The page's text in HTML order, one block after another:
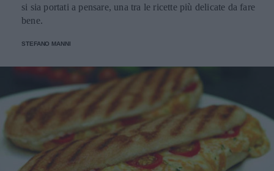
si sia portati a pensare, una tra le ricette più delicate da fare
bene.
STEFANO MANNI